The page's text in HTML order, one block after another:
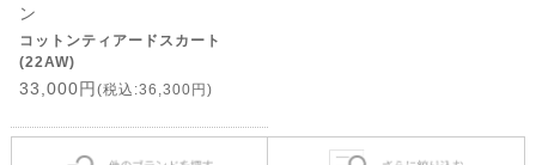
ン
コットンティアードスカート
(22AW)
33,000円 (税込:36,300円)